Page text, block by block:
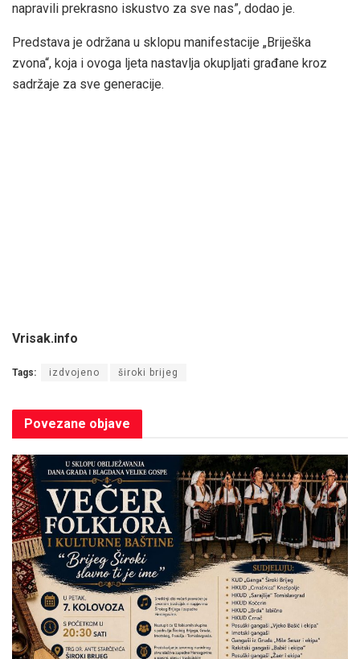
napravili prekrasno iskustvo za sve nas”, dodao je.
Predstava je održana u sklopu manifestacije „Briješka
zvona“, koja i ovoga ljeta nastavlja okupljati građane kroz
sadržaje za sve generacije.
Vrisak.info
Tags: izdvojeno široki brijeg
Povezane objave